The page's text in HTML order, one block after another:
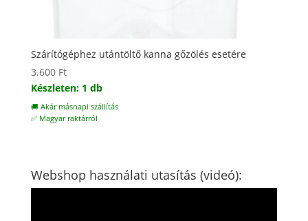
Szárítógéphez utántöltő kanna gőzölés esetére
3.600 Ft
Készleten: 1 db
🚚 Akár másnapi szállítás
✅ Magyar raktárról
Webshop használati utasítás (videó):